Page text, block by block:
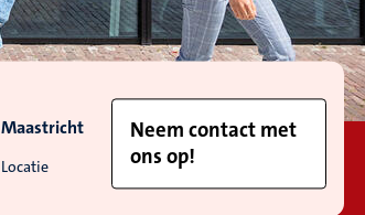
Locatie
Maastricht
Neem contact met
ons op!